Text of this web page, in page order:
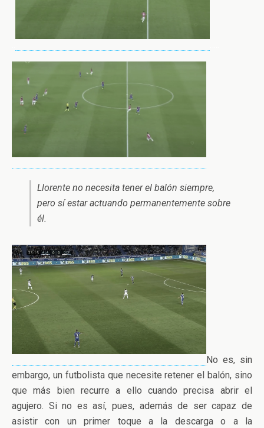
Llorente no necesita tener el balón siempre,
pero sí estar actuando permanentemente sobre
él.
No es, sin
embargo, un futbolista que necesite retener el balón, sino
que más bien recurre a ello cuando precisa abrir el
agujero. Si no es así, pues, además de ser capaz de
asistir con un primer toque a la descarga o a la